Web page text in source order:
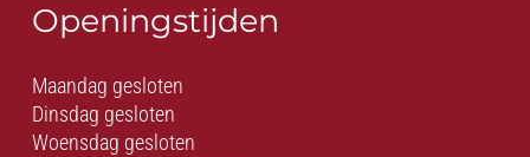
Openingstijden
Maandag gesloten
Dinsdag gesloten
Woensdag gesloten